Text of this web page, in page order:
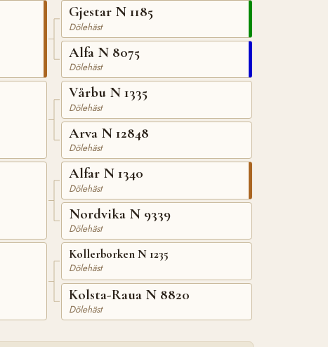
Gjestar N 1185
Dölehäst
Alfa N 8075
Dölehäst
Vårbu N 1335
Dölehäst
Arva N 12848
Dölehäst
Alfar N 1340
Dölehäst
Nordvika N 9339
Dölehäst
Kollerborken N 1235
Dölehäst
Kolsta-Raua N 8820
Dölehäst